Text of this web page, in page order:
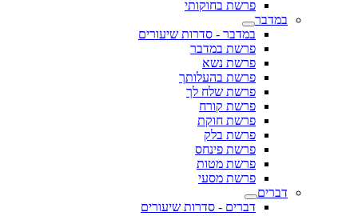
פרשת בחוקותי
במדבר
במדבר - סדרות שיעורים
פרשת במדבר
פרשת נשא
פרשת בהעלותך
פרשת שלח לך
פרשת קורח
פרשת חוקת
פרשת בלק
פרשת פינחס
פרשת מטות
פרשת מסעי
דברים
דברים - סדרות שיעורים